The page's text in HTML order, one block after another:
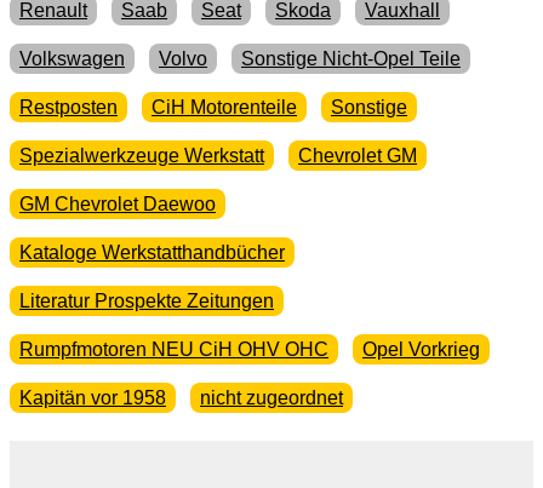
Renault Saab Seat Skoda Vauxhall
Volkswagen Volvo Sonstige Nicht-Opel Teile
Restposten CiH Motorenteile Sonstige
Spezialwerkzeuge Werkstatt Chevrolet GM
GM Chevrolet Daewoo
Kataloge Werkstatthandbücher
Literatur Prospekte Zeitungen
Rumpfmotoren NEU CiH OHV OHC Opel Vorkrieg
Kapitän vor 1958 nicht zugeordnet